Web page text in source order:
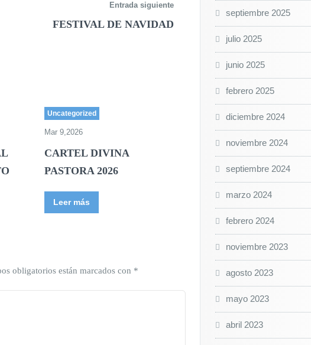
Entrada siguiente
FESTIVAL DE NAVIDAD
Uncategorized
Mar 9,2026
CARTEL DIVINA
PASTORA 2026
Leer más
obligatorios están marcados con *
septiembre 2025
julio 2025
junio 2025
febrero 2025
diciembre 2024
noviembre 2024
septiembre 2024
marzo 2024
febrero 2024
noviembre 2023
agosto 2023
mayo 2023
abril 2023